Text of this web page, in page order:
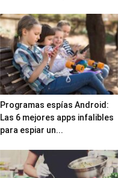
Programas espías Android:
Las 6 mejores apps infalibles
para espiar un...